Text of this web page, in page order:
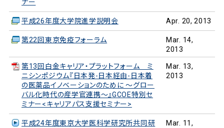
ナー
平成26年度大学院進学説明会 Apr. 20, 2013
第22回東京免疫フォーラム
Mar. 14,
2013
第13回白金キャリア・プラットフォーム ミ
ニシンポジウム『日本発-日本経由-日本着
の医薬品イノベーションのために ～グロー
バル化時代の産学官連携～』GCOE特別セ
ミナー<キャリアパス支援セミナー>
Mar. 13,
2013
平成24年度東京大学医科学研究所共同研
Mar. 11,